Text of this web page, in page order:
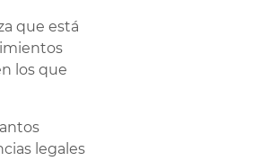
que está
los que
legales